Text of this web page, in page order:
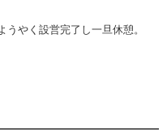
やく設営完了し一旦休憩。